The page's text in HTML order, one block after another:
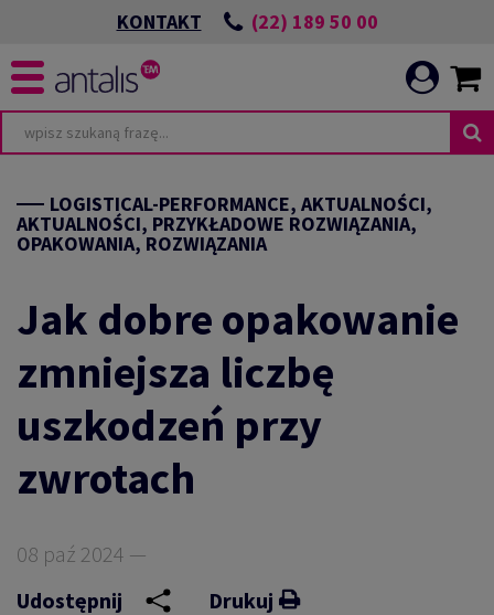
KONTAKT (22) 189 50 00
LOGISTICAL-PERFORMANCE, AKTUALNOŚCI,
AKTUALNOŚCI, PRZYKŁADOWE ROZWIĄZANIA,
OPAKOWANIA, ROZWIĄZANIA
Jak dobre opakowanie
zmniejsza liczbę
uszkodzeń przy
zwrotach
08 paź 2024 —
Udostępnij
Drukuj